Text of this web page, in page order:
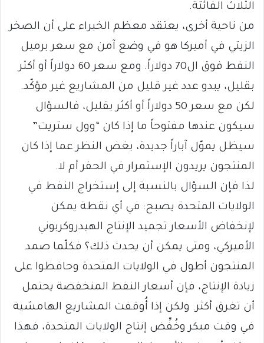
الثلاث الفائتة.
من ناحية أخرى، يعتقد معظم الخبراء على أن الصخر
الزيتي في أميركا هو في وضع آمن مع سعر برميل
النفط فوق ال70 دولاراً. ومع سعر 60 دولاراً أو أكثر
بقليل، يبدو عدد غير قليل من المشاريع غير مؤكّد.
لكن مع سعر 50 دولاراً أو أكثر بقليل، فالسؤال
سيكون عندها مفتوحاً ما إذا كان “وول ستريت”
سيظل يموّل آباراً جديدة، بغض النظر عما إذا كان
المنتجون يريدون الإستمرار في الحفر أم لا.
لذا فإن السؤال بالنسبة إلى إستخراج النفط في
الولايات المتحدة يصبح: في أي نقطة يمكن
لإنخفاض الأسعار تجميد الإنتاج الهيدروكربوني
الأميركي، ومتى يمكن أن يحدث ذلك؟ فكلّما صمد
المنتجون أطول في الولايات المتحدة وحافظوا على
زيادة الإنتاج، فإن أسعار النفط المنخفضة يحتمل
أن تغرق أكثر. ولكن إذا أُوقفت المشاريع الهامشية
في وقت مبكر وخُفِّض إنتاج الولايات المتحدة، فهذا